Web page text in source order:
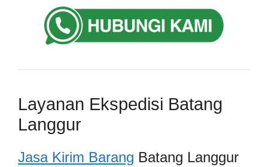
Layanan Ekspedisi Batang
Langgur
Jasa Kirim Barang Batang Langgur